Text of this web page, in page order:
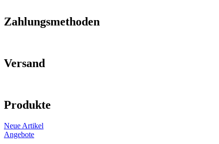
Zahlungsmethoden
Versand
Produkte
Neue Artikel
Angebote